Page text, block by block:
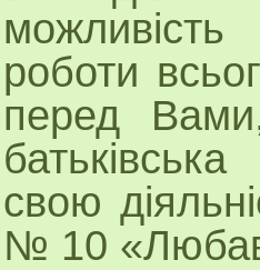
роботи
перед
свою
№ 10